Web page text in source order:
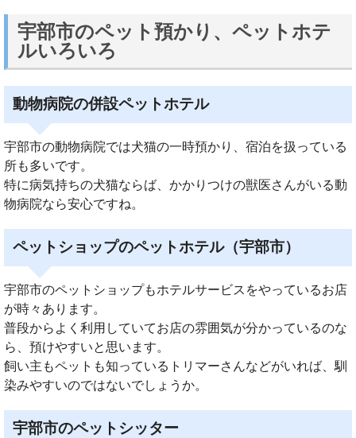
宇部市のペット預かり、ペットホテ
ルいろいろ
動物病院の併設ペットホテル
宇部市の動物病院では犬猫の一時預かり、宿泊を扱っている
所も多いです。
特に病気持ちの犬猫ならば、かかりつけの獣医さんがいる動
物病院なら安心ですね。
ペットショップのペットホテル（宇部市）
宇部市のペットショップもホテルサービスをやっているお店
が時々あります。
普段からよく利用していてお店の雰囲気が分かっているのな
ら、預けやすいと思います。
飼い主もペットも知っているトリマーさんなどがいれば、馴
染みやすいのではないでしょうか。
宇部市のペットシッター